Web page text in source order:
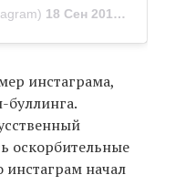
18 Сен 2019 в 12:05 PDT
инстаграма,
буллинга.
оскорбительные
начал